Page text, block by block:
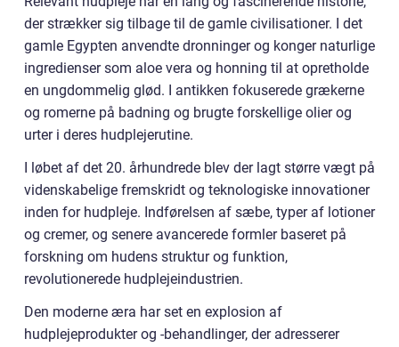
der strækker sig tilbage til de gamle civilisationer. I det
gamle Egypten anvendte dronninger og konger naturlige
ingredienser som aloe vera og honning til at opretholde
en ungdommelig glød. I antikken fokuserede grækerne
og romerne på badning og brugte forskellige olier og
urter i deres hudplejerutine.
I løbet af det 20. århundrede blev der lagt større vægt på
videnskabelige fremskridt og teknologiske innovationer
inden for hudpleje. Indførelsen af sæbe, typer af lotioner
og cremer, og senere avancerede formler baseret på
forskning om hudens struktur og funktion,
revolutionerede hudplejeindustrien.
Den moderne æra har set en explosion af
hudplejeprodukter og -behandlinger, der adresserer